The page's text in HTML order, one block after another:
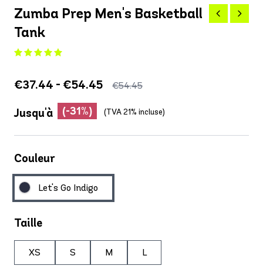
Zumba Prep Men's Basketball
Tank
€37.44 - €54.45 €54.45
Jusqu'à (-31%) (TVA 21% incluse)
Couleur
Let's Go Indigo
Taille
XS S M L